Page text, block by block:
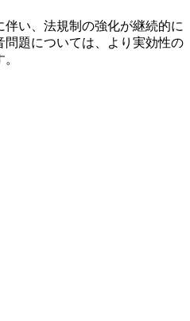
い、法規制の強化が継続的に
題については、より実効性の